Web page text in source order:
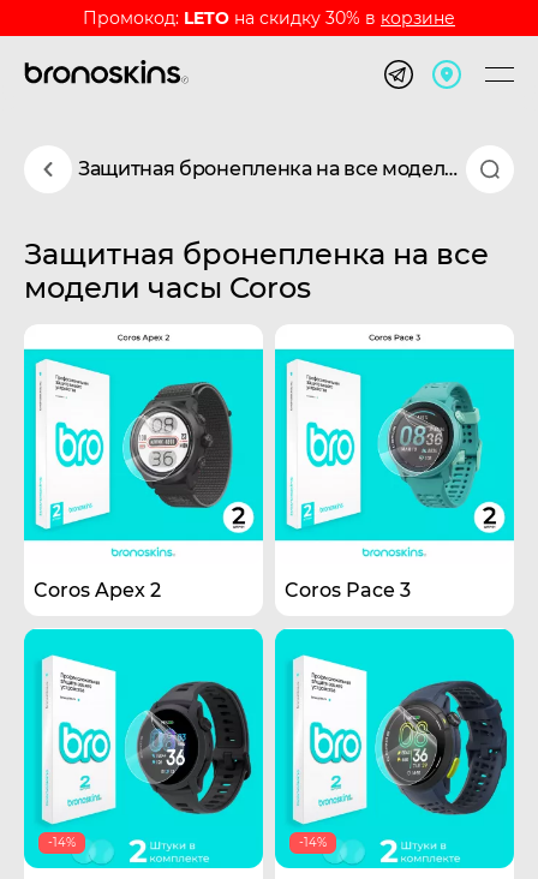
Промокод: LETO на скидку 30% в корзине
Защитная бронепленка на все модели часы Coros
Защитная бронепленка на все
модели часы Coros
Coros Apex 2 Coros Pace 3
-14% -14%